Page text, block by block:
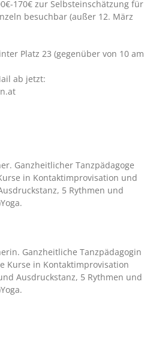
170€ zur Selbsteinschätzung für
besuchbar (außer 12. März
Platz 23 (gegenüber von 10 am
ab jetzt:
Ganzheitlicher Tanzpädagoge
in Kontaktimprovisation und
5 Rythmen und
Ganzheitliche Tanzpädagogin
Kurse in Kontaktimprovisation
Ausdruckstanz, 5 Rythmen und